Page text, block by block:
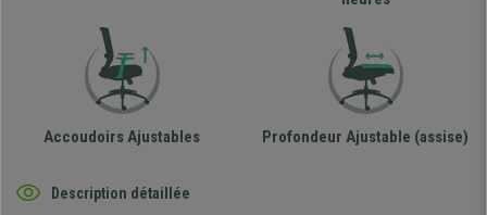
Accoudoirs Ajustables Profondeur Ajustable (assise)
Description détaillée